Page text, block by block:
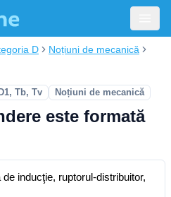
D
Noțiuni de mecanică
Tb, Tv Noțiuni de mecanică
este formată
inducţie, ruptorul-distribuitor,